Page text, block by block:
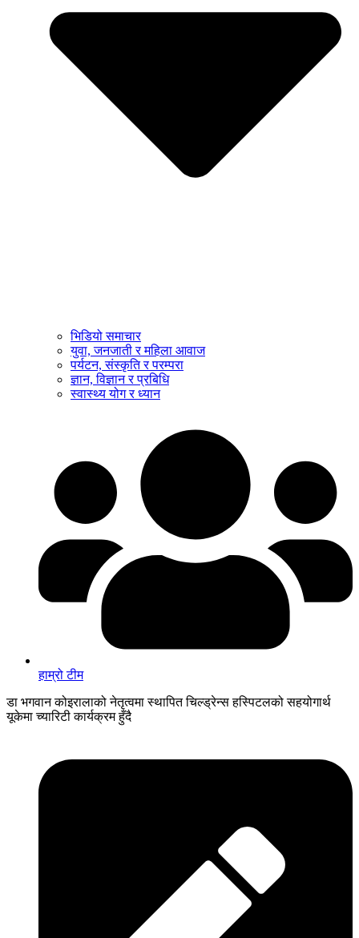
भिडियो समाचार
युवा, जनजाती र महिला आवाज
पर्यटन, संस्कृति र परम्परा
ज्ञान, विज्ञान र प्रबिधि
स्वास्थ्य योग र ध्यान
हाम्रो टीम
डा भगवान कोइरालाको नेतृत्वमा स्थापित चिल्ड्रेन्स हस्पिटलको सहयोगार्थ
यूकेमा च्यारिटी कार्यक्रम हुँदै